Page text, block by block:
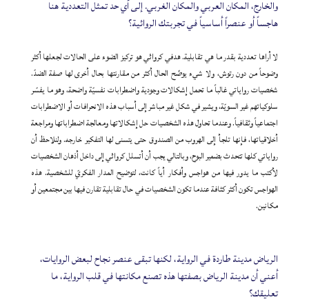
والخارج، المكان العربي والمكان الغربي. إلى أي حد تمثل التعددية هنا
هاجساً أو عنصراً أساسياً في تجربتك الروائية؟
لا أراها تعددية بقدر ما هي تقابلية. هدفي كروائي هو تركيز الضوء على الحالات لجعلها أكثر
وضوحاً من دون رتوش، ولا شيء يوضّح الحال أكثر من مقارنتها بحال أخرى لها صفة الضدّ.
شخصيات رواياتي غالباً ما تحمل إشكالات وجودية واضطرابات نفسيّة واضحة، وهو ما يفسّر
سلوكياتهم غير السويّة، ويشير في شكل غير مباشر إلى أسباب هذه الانحرافات أو الاضطرابات
اجتماعياً وثقافياً. وعندما تحاول هذه الشخصيات حل إشكالاتها ومعالجة اضطراباتها ومراجعة
أخلاقياتها، فإنها تلجأ إلى الهروب من الصندوق حتى يتسنى لها التفكير خارجه. ولنلاحظ أن
رواياتي كلها تتحدث بضمير البوح، وبالتالي يجب أن أتسلل كروائي إلى داخل أذهان الشخصيات
لأكتب ما يدور فيها من هواجس وأفكار أياً كانت، لتوضيح المدار الفكريّ للشخصية. هذه
الهواجس تكون أكثر كثافة عندما تكون الشخصيات في حال تقابلية تقارن فيها بين مجتمعين أو
مكانين.
الرياض مدينة طاردة في الرواية، لكنها تبقى عنصر نجاح لبعض الروايات،
أعني أن مدينة الرياض بصفتها هذه تصنع مكانتها في قلب الرواية، ما
تعليقك؟